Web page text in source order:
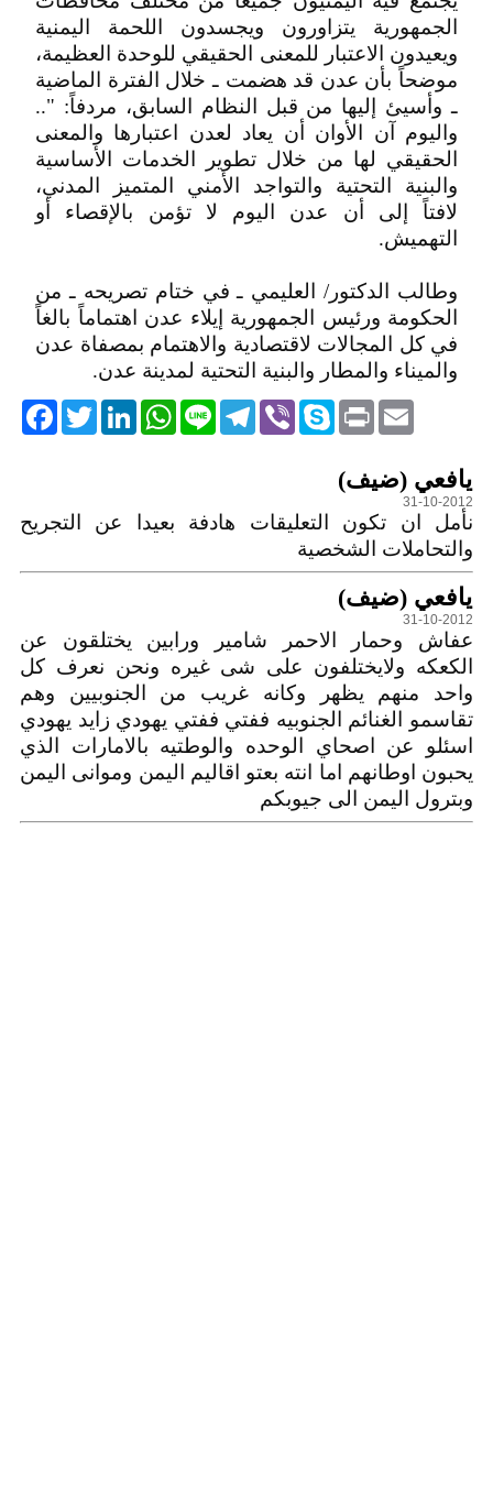
الجمهورية يتزاورون ويجسدون اللحمة اليمنية
ويعيدون الاعتبار للمعنى الحقيقي للوحدة العظيمة،
موضحاً بأن عدن قد هضمت ـ خلال الفترة الماضية
ـ وأسيئ إليها من قبل النظام السابق، مردفاً: "..
واليوم آن الأوان أن يعاد لعدن اعتبارها والمعنى
الحقيقي لها من خلال تطوير الخدمات الأساسية
والبنية التحتية والتواجد الأمني المتميز المدني،
لافتاً إلى أن عدن اليوم لا تؤمن بالإقصاء أو
التهميش.
وطالب الدكتور/ العليمي ـ في ختام تصريحه ـ من
الحكومة ورئيس الجمهورية إيلاء عدن اهتماماً بالغاً
في كل المجالات لاقتصادية والاهتمام بمصفاة عدن
والميناء والمطار والبنية التحتية لمدينة عدن.
TwitterLinkedIn
WhatsApp Line
Telegram ViberSkype PrintEmail
يافعي (ضيف)
31-10-2012
نأمل ان تكون التعليقات هادفة بعيدا عن التجريح
والتحاملات الشخصية
يافعي (ضيف)
31-10-2012
عفاش وحمار الاحمر شامير ورابين يختلقون عن
الكعكه ولايختلفون على شى غيره ونحن نعرف كل
واحد منهم يظهر وكانه غريب من الجنوبيين وهم
تقاسمو الغنائم الجنوبيه ففتي ففتي يهودي زايد يهودي
اسئلو عن اصحاي الوحده والوطتيه بالامارات الذي
يحبون اوطانهم اما انته بعتو اقاليم اليمن وموانى اليمن
وبترول اليمن الى جيوبكم